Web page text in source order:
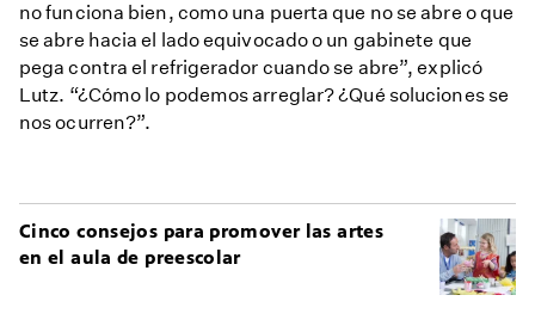
no funciona bien, como una puerta que no se abre o que
se abre hacia el lado equivocado o un gabinete que
pega contra el refrigerador cuando se abre”, explicó
Lutz. “¿Cómo lo podemos arreglar? ¿Qué soluciones se
nos ocurren?”.
Cinco consejos para promover las artes
en el aula de preescolar